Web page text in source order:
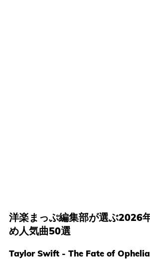
洋楽まっぷ編集部が選ぶ2026
め人気曲50選
Taylor Swift - The Fate of Ophelia